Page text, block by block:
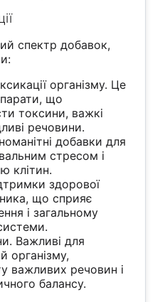
спектр добавок,
організму. Це
що
токсини, важкі
речовини.
добавки для
стресом і
клітин.
здорової
що сприяє
і загальному
Важливі для
організму,
важливих речовин і
балансу.